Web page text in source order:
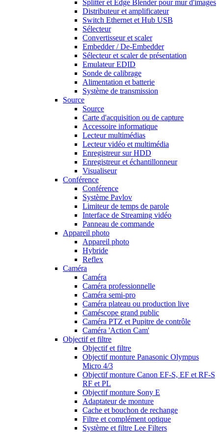
Splitter et Edge Blender pour mur d'images
Distributeur et amplificateur
Switch Ethernet et Hub USB
Sélecteur
Convertisseur et scaler
Embedder / De-Embedder
Sélecteur et scaler de présentation
Emulateur EDID
Sonde de calibrage
Alimentation et batterie
Système de transmission
Source
Source
Carte d'acquisition ou de capture
Accessoire informatique
Lecteur multimédias
Lecteur vidéo et multimédia
Enregistreur sur HDD
Enregistreur et échantillonneur
Visualiseur
Conférence
Conférence
Système Pavlov
Limiteur de temps de parole
Interface de Streaming vidéo
Panneau de commande
Appareil photo
Appareil photo
Hybride
Reflex
Caméra
Caméra
Caméra professionnelle
Caméra semi-pro
Caméra plateau ou production live
Caméscope grand public
Caméra PTZ et Pupitre de contrôle
Caméra 'Action Cam'
Objectif et filtre
Objectif et filtre
Objectif monture Panasonic Olympus
Micro 4/3
Objectif monture Canon EF-S, EF et RF-S
RF et PL
Objectif monture Sony E
Adaptateur de monture
Cache et bouchon de rechange
Filtre et complément optique
Système et filtre Lee Filters